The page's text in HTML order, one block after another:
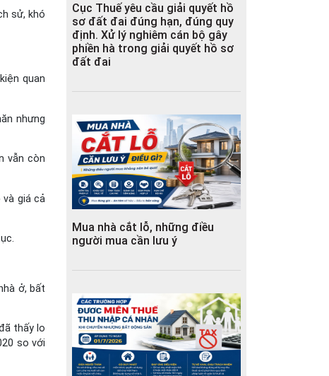
sử, khó
quan
nhưng
vẫn còn
và giá cả
ở, bất
thấy lo
so với
Cục Thuế yêu cầu giải quyết hồ
sơ đất đai đúng hạn, đúng quy
định. Xử lý nghiêm cán bộ gây
phiền hà trong giải quyết hồ sơ
đất đai
Mua nhà cắt lỗ, những điều
người mua cần lưu ý